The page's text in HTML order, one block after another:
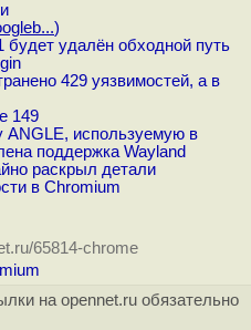
)
удалён обходной путь
429 уязвимостей, а в
149
ANGLE, используемую в
поддержка Wayland
раскрыл детали
в Chromium
65814-chrome
на opennet.ru обязательно